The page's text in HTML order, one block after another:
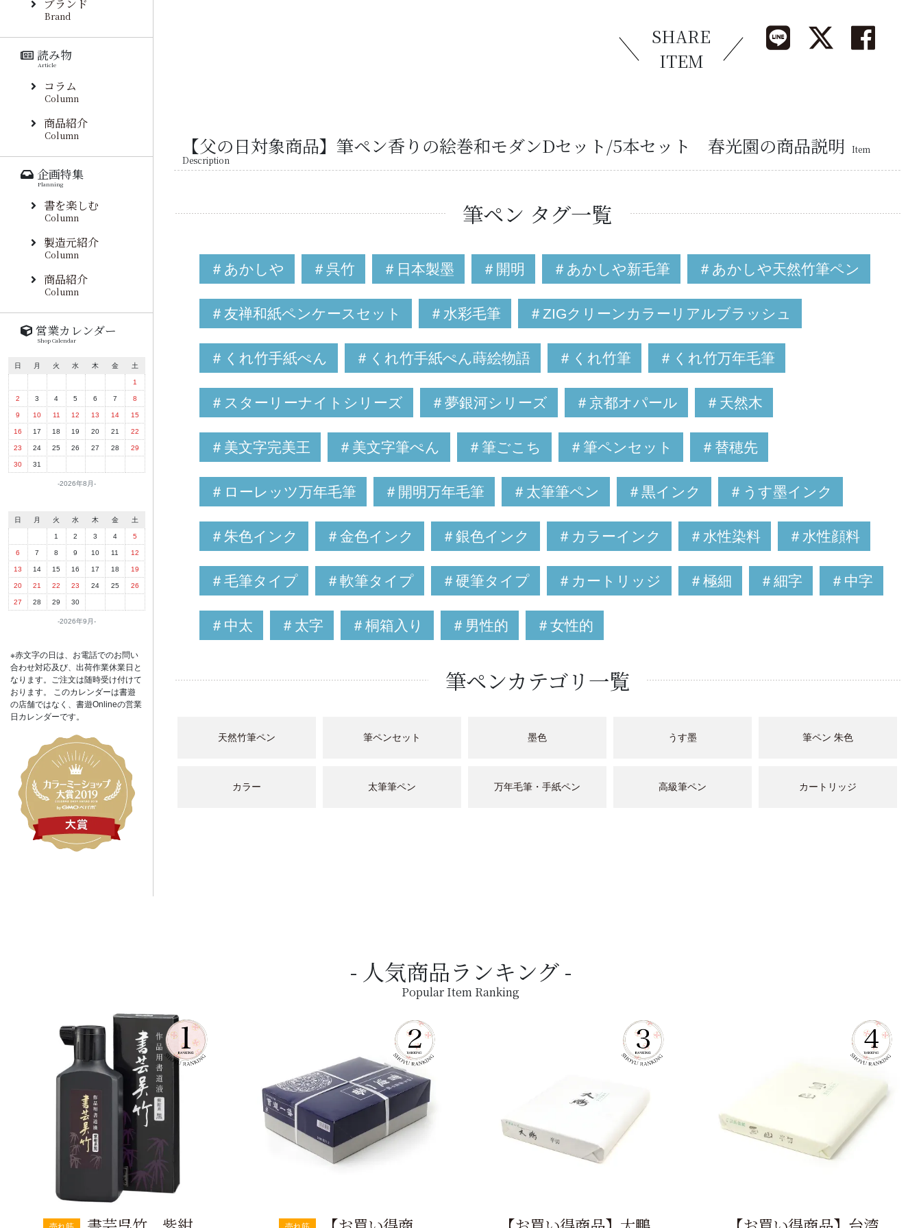
SHARE
ITEM
【父の日対象商品】筆ペン香りの絵巻和モダンDセット/5本セット 春光園の商品説明
Item
Description
筆ペン タグ一覧
＃あかしや ＃呉竹 ＃日本製墨 ＃開明 ＃あかしや新毛筆 ＃あかしや天然竹筆ペン
＃友禅和紙ペンケースセット ＃水彩毛筆 ＃ZIGクリーンカラーリアルブラッシュ
＃くれ竹手紙ぺん ＃くれ竹手紙ぺん蒔絵物語 ＃くれ竹筆 ＃くれ竹万年毛筆
＃スターリーナイトシリーズ ＃夢銀河シリーズ ＃京都オパール ＃天然木
＃美文字完美王 ＃美文字筆ぺん ＃筆ごこち ＃筆ペンセット ＃替穂先
＃ローレッツ万年毛筆 ＃開明万年毛筆 ＃太筆筆ペン ＃黒インク ＃うす墨インク
＃朱色インク ＃金色インク ＃銀色インク ＃カラーインク ＃水性染料 ＃水性顔料
＃毛筆タイプ ＃軟筆タイプ ＃硬筆タイプ ＃カートリッジ ＃極細 ＃細字 ＃中字
＃中太 ＃太字 ＃桐箱入り ＃男性的 ＃女性的
筆ペンカテゴリ一覧
天然竹筆ペン 筆ペンセット 墨色 うす墨 筆ペン 朱色
カラー 太筆筆ペン 万年毛筆・手紙ペン 高級筆ペン カートリッジ
ブランド
Brand
読み物
Article
コラム
Column
商品紹介
Column
企画特集
Planning
書を楽しむ
Column
製造元紹介
Column
商品紹介
Column
営業カレンダー
Shop Calendar
2026年8月
日 月 火 水 木 金 土
1
2 3 4 5 6 7 8
9 10 11 12 13 14 15
16 17 18 19 20 21 22
23 24 25 26 27 28 29
30 31
2026年9月
日 月 火 水 木 金 土
1 2 3 4 5
6 7 8 9 10 11 12
13 14 15 16 17 18 19
20 21 22 23 24 25 26
27 28 29 30
※赤文字の日は、お電話でのお問い
合わせ対応及び、出荷作業休業日と
なります。ご注文は随時受け付けて
おります。 このカレンダーは書遊
の店舗ではなく、書遊Onlineの営業
日カレンダーです。
人気商品ランキング
Popular Item Ranking